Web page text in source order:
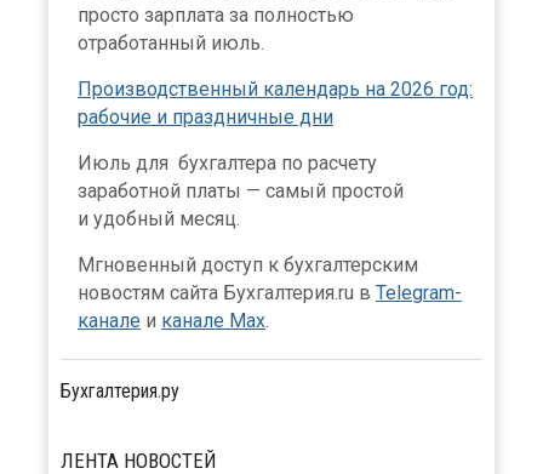
просто зарплата за полностью
отработанный июль.
Производственный календарь на 2026 год:
рабочие и праздничные дни
Июль для бухгалтера по расчету
заработной платы — самый простой
и удобный месяц.
Мгновенный доступ к бухгалтерским
новостям сайта Бухгалтерия.ru в Telegram-
канале и канале Max.
Бухгалтерия.ру
ЛЕНТА НОВОСТЕЙ